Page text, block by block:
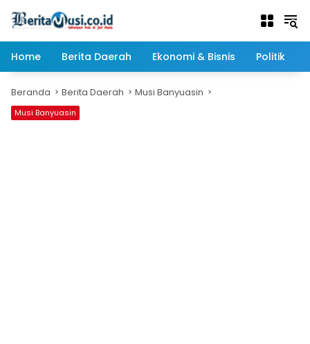
Home
Berita Daerah Ekonomi & Bisnis Politik
Beranda Berita Daerah Musi Banyuasin
Musi Banyuasin